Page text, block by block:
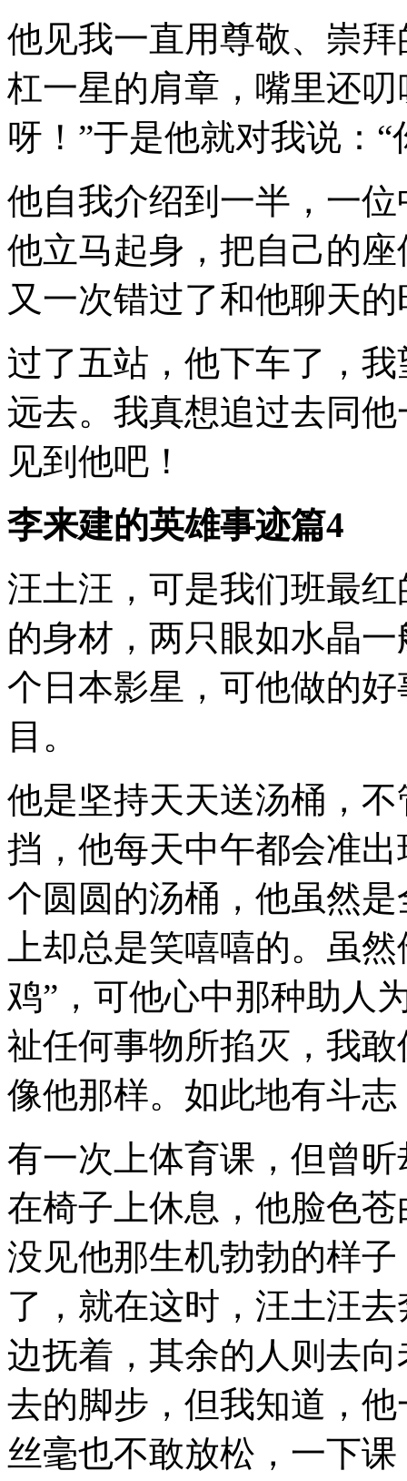
他见我一直用尊敬、崇
杠一星的肩章，嘴里还
呀！”于是他就对我说：
他自我介绍到一半，一
他立马起身，把自己的
又一次错过了和他聊天
过了五站，他下车了，
远去。我真想追过去同
见到他吧！
李来建的英雄事迹篇4
汪土汪，可是我们班最
的身材，两只眼如水晶
个日本影星，可他做的
目。
他是坚持天天送汤桶，
挡，他每天中午都会准
个圆圆的汤桶，他虽然
上却总是笑嘻嘻的。虽
鸡”，可他心中那种助人
祉任何事物所掐灭，我
像他那样。如此地有斗
有一次上体育课，但曾
在椅子上休息，他脸色
没见他那生机勃勃的样
了，就在这时，汪土汪
边抚着，其余的人则去
去的脚步，但我知道，
丝毫也不敢放松，一下